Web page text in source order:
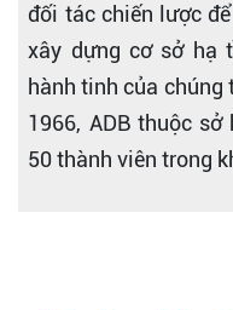
đối tác chiến lược
xây dựng cơ sở hạ
hành tinh của
1966, ADB thuộc
50 thành viên trong